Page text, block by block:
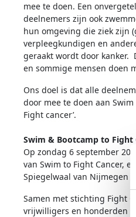
mee te doen. Een
deelnemers zijn ook
hun omgeving die ziek zijn
verpleegkundigen en
geraakt wordt door kanker.
en sommige mensen doen
Ons doel is dat alle
door mee te doen aan
Fight cancer’.
Swim & Bootcamp to Fight
Op zondag 6 september
van Swim to Fight Cancer,
Spiegelwaal van Nijmegen
Samen met stichting Fight
vrijwilligers en honderden